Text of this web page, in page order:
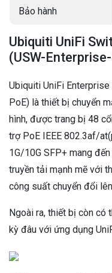
Bảo hành
Ubiquiti UniFi
(USW-
Ubiquiti UniFi
PoE) là thiết bị chuyển
hình, được trang bị 48
trợ PoE IEEE 802.3af/
1G/10G SFP+ mang
truyền tải mạnh mẽ với
công suất chuyển đổi
Ngoài ra, thiết bị còn có
kỳ đâu với ứng dụng